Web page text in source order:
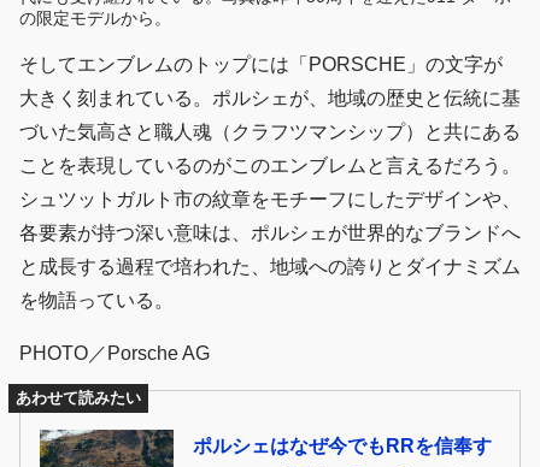
の限定モデルから。
そしてエンブレムのトップには「PORSCHE」の文字が
大きく刻まれている。ポルシェが、地域の歴史と伝統に基
づいた気高さと職人魂（クラフツマンシップ）と共にある
ことを表現しているのがこのエンブレムと言えるだろう。
シュツットガルト市の紋章をモチーフにしたデザインや、
各要素が持つ深い意味は、ポルシェが世界的なブランドへ
と成長する過程で培われた、地域への誇りとダイナミズム
を物語っている。
PHOTO／Porsche AG
あわせて読みたい
ポルシェはなぜ今でもRRを信奉す